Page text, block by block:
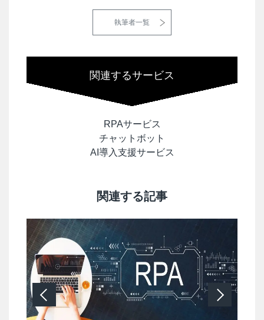
執筆者一覧
関連するサービス
RPAサービス
チャットボット
AI導入支援サービス
関連する記事